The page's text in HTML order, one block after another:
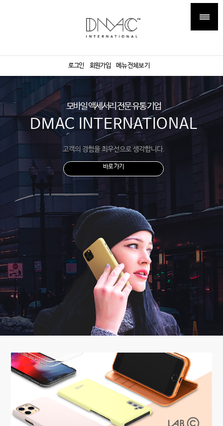
로그인 회원가입 메뉴전체보기
모바일 액세서리 전문 유통 기업
DMAC INTERNATIONAL
고객의 경험을 최우선으로 생각합니다.
바로 가기